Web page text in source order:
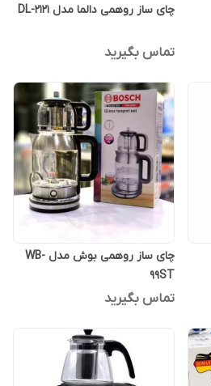
چای ساز روهمی دالما مدل DL-2121
تماس بگیرید
چای ساز روهمی بوش مدل WB-
99ST
تماس بگیرید